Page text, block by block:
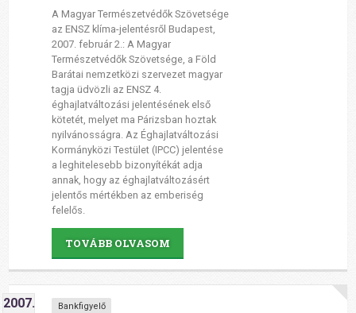
A Magyar Természetvédők Szövetsége
az ENSZ klíma-jelentésről Budapest,
2007. február 2.: A Magyar
Természetvédők Szövetsége, a Föld
Barátai nemzetközi szervezet magyar
tagja üdvözli az ENSZ 4.
éghajlatváltozási jelentésének első
kötetét, melyet ma Párizsban hoztak
nyilvánosságra. Az Éghajlatváltozási
Kormányközi Testület (IPCC) jelentése
a leghitelesebb bizonyítékát adja
annak, hogy az éghajlatváltozásért
jelentős mértékben az emberiség
felelős.
TOVÁBB OLVASOM
2007. Bankfigyelő